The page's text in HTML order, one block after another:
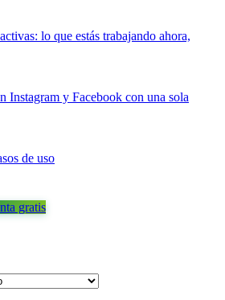
lo que estás trabajando ahora,
Instagram y Facebook con una sola
de uso
gratis